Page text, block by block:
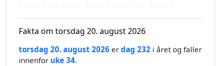
Fakta om torsdag 20. august 2026
torsdag 20. august 2026 er dag 232 i året og faller
innenfor uke 34.